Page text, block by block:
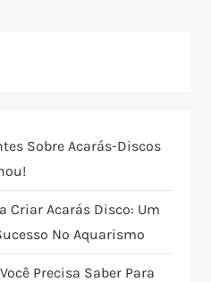
Sobre Acarás-Discos
Criar Acarás Disco: Um
No Aquarismo
Precisa Saber Para